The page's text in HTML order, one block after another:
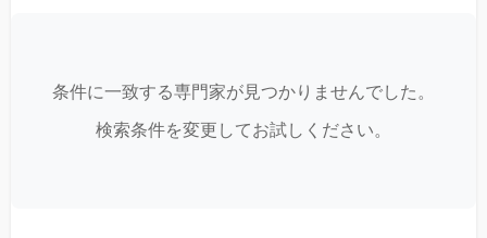
条件に一致する専門家が見つかりませんでした。
検索条件を変更してお試しください。